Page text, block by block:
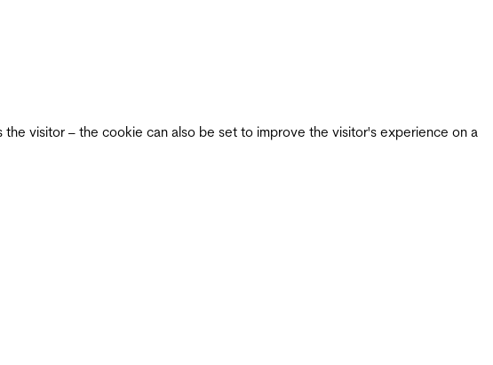
visitor – the cookie can also be set to improve the visitor's experience on a